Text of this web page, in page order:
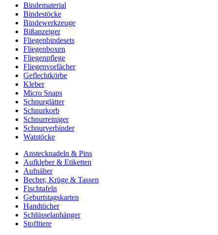
Bindematerial
Bindestöcke
Bindewerkzeuge
Bißanzeiger
Fliegenbindesets
Fliegenboxen
Fliegenpflege
Fliegenvorfächer
Geflechtkörbe
Kleber
Micro Snaps
Schnurglätter
Schnurkorb
Schnurreiniger
Schnurverbinder
Watstöcke
Anstecknadeln & Pins
Aufkleber & Etiketten
Aufnäher
Becher, Krüge & Tassen
Fischtafeln
Geburtstagskarten
Handtücher
Schlüsselanhänger
Stofftiere